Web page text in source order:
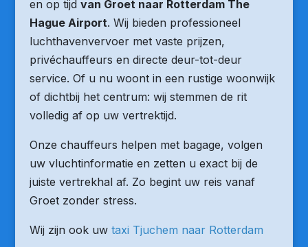
en op tijd van Groet naar Rotterdam The
Hague Airport. Wij bieden professioneel
luchthavenvervoer met vaste prijzen,
privéchauffeurs en directe deur-tot-deur
service. Of u nu woont in een rustige woonwijk
of dichtbij het centrum: wij stemmen de rit
volledig af op uw vertrektijd.
Onze chauffeurs helpen met bagage, volgen
uw vluchtinformatie en zetten u exact bij de
juiste vertrekhal af. Zo begint uw reis vanaf
Groet zonder stress.
Wij zijn ook uw taxi Tjuchem naar Rotterdam